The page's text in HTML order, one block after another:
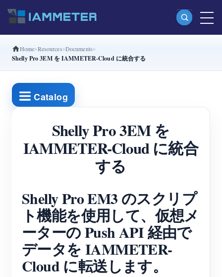
製品
分相Wi-Fiエネルギーメーター（WEM2067）
三相Wi-Fiエネルギーメーター（WEM3046T）
三相Wi-Fiエネルギーメーター（WEM3050T）
WiFi電力コントローラー
セルフホスティングサービス
EV充電器
IAMMETER シミュレーター
仮想メーター
Home Resources Documents
Shelly Pro 3EM を IAMMETER-Cloud に統合する
Catalog
Shelly Pro 3EM を
IAMMETER-Cloud に統合
する
Shelly Pro EM3 のスクリプ
ト機能を使用して、仮想メ
ーターの Push API 経由で
データを IAMMETER-
Cloud に転送します。